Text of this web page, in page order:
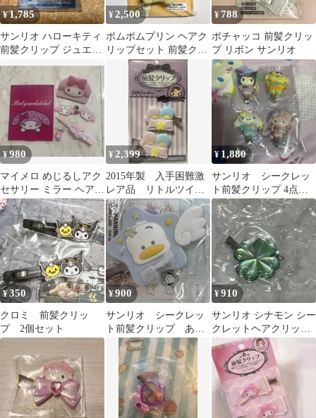
¥1,785
サンリオ ハローキティ
前髪クリップ ジュエル
デコ 新品未使用未開封❕️
¥2,500
ポムポムプリン ヘアク
リップセット 前髪クリ
ップ サンリオ
¥788
ポチャッコ 前髪クリッ
プ リボン サンリオ
¥980
マイメロ めじるしアク
セサリー ミラー ヘアク
リップ 前髪ヘアピン
¥ 2,399
2015年製 入手困難激
レア品 リトルツイン
スターズ 前髪クリップ
¥ 1,880
サンリオ シークレッ
ト前髪クリップ 4点セ
ット
¥350
クロミ 前髪クリッ
プ 2個セット
¥900
サンリオ シークレッ
ト前髪クリップ あひ
るのペックル
¥910
サンリオ シナモン シー
クレットヘアクリップ
クローバー 前髪クリッ
プ